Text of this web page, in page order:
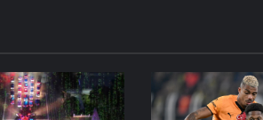
hastadan alınan ücret
mahkemeden döndü